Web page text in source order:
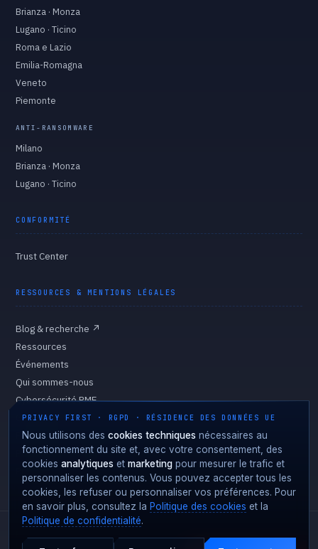
Brianza · Monza
Lugano · Ticino
Roma e Lazio
Emilia-Romagna
Veneto
Piemonte
ANTI-RANSOMWARE
Milano
Brianza · Monza
Lugano · Ticino
CONFORMITÉ
Trust Center
RESSOURCES & MENTIONS LÉGALES
Blog & recherche ↗
Ressources
Événements
Qui sommes-nous
Cybersécurité PME
Gouvernance
Politique de confidentialité
Politique des cookies
Préférences des cookies
Capital social 10 000 € entièrement libéré
PRIVACY FIRST · RGPD · RÉSIDENCE DES DONNÉES UE
Nous utilisons des cookies techniques nécessaires au
fonctionnement du site et, avec votre consentement, des
cookies analytiques et marketing pour mesurer le trafic et
personnaliser les contenus. Vous pouvez accepter tous les
cookies, les refuser ou personnaliser vos préférences. Pour
en savoir plus, consultez la Politique des cookies et la
Politique de confidentialité.